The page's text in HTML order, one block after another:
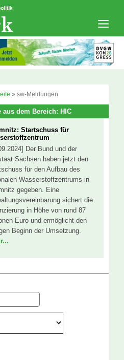
» sw-Meldungen
dem Bereich: HIC
Startschuss für
Der Bund und der
Sachsen haben jetzt den
für den Aufbau des
Wasserstoffzentrums in
gegeben. Eine
sichert die
in Höhe von rund 87
Euro und ermöglicht den
Beginn der Umsetzung.